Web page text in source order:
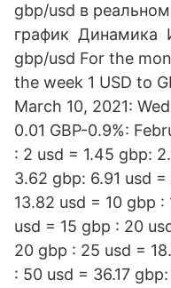
gbp/usd в
график ️ Динамика
gbp/usd For the
the week 1 USD to
March 10, 2021:
0.01 GBP-0.9%:
: 2 usd = 1.45 gbp:
3.62 gbp: 6.91 usd
13.82 usd = 10 gbp
usd = 15 gbp : 20
20 gbp : 25 usd =
: 50 usd = 36.17